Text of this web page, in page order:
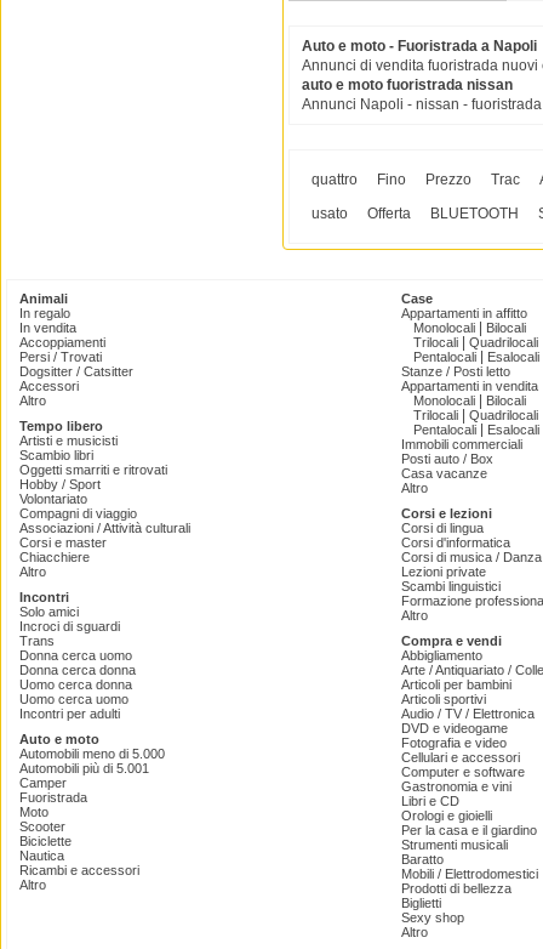
Auto e moto - Fuoristrada a Napoli
Annunci di vendita fuoristrada
auto e moto fuoristrada nissan
Annunci Napoli - nissan -
quattro Fino Prezzo Trac
usato
Offerta BLUETOOTH
Animali
In regalo
In vendita
Accoppiamenti
Persi / Trovati
Dogsitter / Catsitter
Accessori
Altro
Tempo libero
Artisti e musicisti
Scambio libri
Oggetti smarriti e ritrovati
Hobby / Sport
Volontariato
Compagni di viaggio
Associazioni / Attività culturali
Corsi e master
Chiacchiere
Altro
Incontri
Solo amici
Incroci di sguardi
Trans
Donna cerca uomo
Donna cerca donna
Uomo cerca donna
Uomo cerca uomo
Incontri per adulti
Auto e moto
Automobili meno di 5.000
Automobili più di 5.001
Camper
Fuoristrada
Moto
Scooter
Biciclette
Nautica
Ricambi e accessori
Altro
Case
Appartamenti in affitto
Monolocali
Bilocali
Trilocali
Quadrilocali
Pentalocali
Esalocali
Stanze / Posti letto
Appartamenti in vendita
Monolocali
Bilocali
Trilocali
Quadrilocali
Pentalocali
Esalocali
Immobili commerciali
Posti auto / Box
Casa vacanze
Altro
Corsi e lezioni
Corsi di lingua
Corsi d'informatica
Corsi di musica /
Lezioni private
Scambi linguistici
Formazione
Altro
Compra e vendi
Abbigliamento
Arte / Antiquariato /
Articoli per bambini
Articoli sportivi
Audio / TV / Elettronica
DVD e videogame
Fotografia e video
Cellulari e accessori
Computer e software
Gastronomia e vini
Libri e CD
Orologi e gioielli
Per la casa e il giardino
Strumenti musicali
Baratto
Mobili / Elettrodomestici
Prodotti di bellezza
Biglietti
Sexy shop
Altro